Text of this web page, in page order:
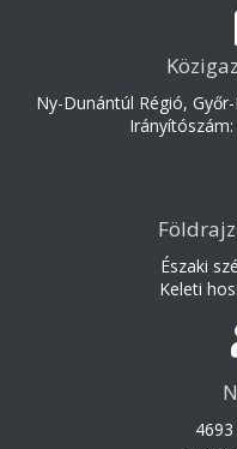
Ny-Dunántúl Régió,
Északi
Keleti